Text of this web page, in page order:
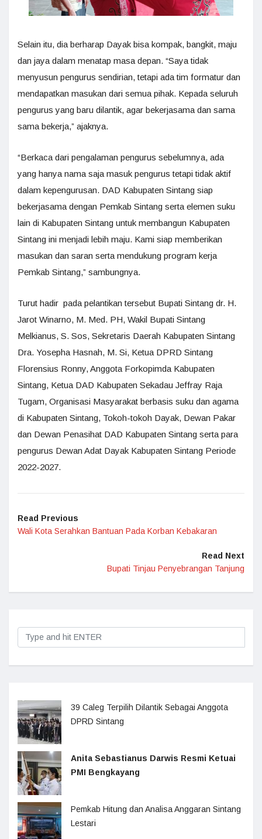
Selain itu, dia berharap Dayak bisa kompak, bangkit, maju
dan jaya dalam menatap masa depan. “Saya tidak
menyusun pengurus sendirian, tetapi ada tim formatur dan
mendapatkan masukan dari semua pihak. Kepada seluruh
pengurus yang baru dilantik, agar bekerjasama dan sama
sama bekerja,” ajaknya.
“Berkaca dari pengalaman pengurus sebelumnya, ada
yang hanya nama saja masuk pengurus tetapi tidak aktif
dalam kepengurusan. DAD Kabupaten Sintang siap
bekerjasama dengan Pemkab Sintang serta elemen suku
lain di Kabupaten Sintang untuk membangun Kabupaten
Sintang ini menjadi lebih maju. Kami siap memberikan
masukan dan saran serta mendukung program kerja
Pemkab Sintang,” sambungnya.
Turut hadir pada pelantikan tersebut Bupati Sintang dr. H.
Jarot Winarno, M. Med. PH, Wakil Bupati Sintang
Melkianus, S. Sos, Sekretaris Daerah Kabupaten Sintang
Dra. Yosepha Hasnah, M. Si, Ketua DPRD Sintang
Florensius Ronny, Anggota Forkopimda Kabupaten
Sintang, Ketua DAD Kabupaten Sekadau Jeffray Raja
Tugam, Organisasi Masyarakat berbasis suku dan agama
di Kabupaten Sintang, Tokoh-tokoh Dayak, Dewan Pakar
dan Dewan Penasihat DAD Kabupaten Sintang serta para
pengurus Dewan Adat Dayak Kabupaten Sintang Periode
2022-2027.
Read Previous
Wali Kota Serahkan Bantuan Pada Korban Kebakaran
Read Next
Bupati Tinjau Penyebrangan Tanjung
39 Caleg Terpilih Dilantik Sebagai Anggota
DPRD Sintang
Anita Sebastianus Darwis Resmi Ketuai
PMI Bengkayang
Pemkab Hitung dan Analisa Anggaran Sintang
Lestari